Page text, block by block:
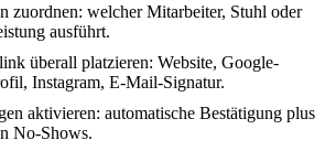
zuordnen: welcher Mitarbeiter, Stuhl oder
ausführt.
überall platzieren: Website, Google-
Instagram, E-Mail-Signatur.
aktivieren: automatische Bestätigung plus
No-Shows.